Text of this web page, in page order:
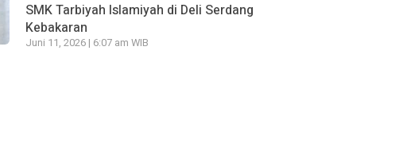
SMK Tarbiyah Islamiyah di Deli Serdang
Kebakaran
Juni 11, 2026 | 6:07 am WIB